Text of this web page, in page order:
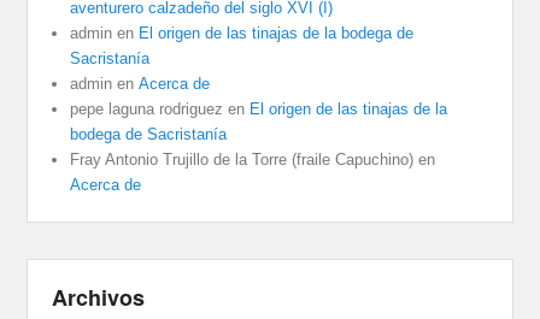
aventurero calzadeño del siglo XVI (I)
admin en El origen de las tinajas de la bodega de
Sacristanía
admin enAcerca de
pepe laguna rodriguez en El origen de las tinajas de la
bodega de Sacristanía
Fray Antonio Trujillo de la Torre (fraile Capuchino) en
Acerca de
Archivos